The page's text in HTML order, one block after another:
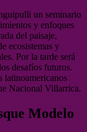
un seminario
y enfoques
del paisaje,
ecosistemas y
Por la tarde será
desafíos futuros.
latinoamericanos
Nacional Villarrica.
Modelo